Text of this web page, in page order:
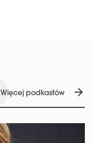
Więcej podkastów arrow_forward